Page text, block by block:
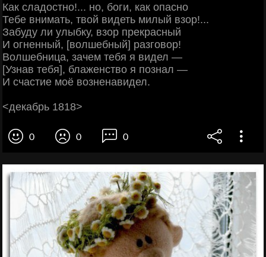
Как сладостно!... но, боги, как опасно
Тебе внимать, твой видеть милый взор!...
Забуду ли улыбку, взор прекрасный
И огненный, [волшебный] разговор!
Волшебница, зачем тебя я видел —
[Узнав тебя], блаженство я познал —
И счастие моё возненавидел.
<декабрь 1818>
0 0 0